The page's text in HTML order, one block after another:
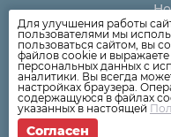
Для улучшения работы
пользователями мы
пользоваться сайтом, вы
файлов cookie и
персональных данных с
аналитики. Вы всегда
настройках браузера.
содержащуюся в файлах
указанных в настоящей
Согласен